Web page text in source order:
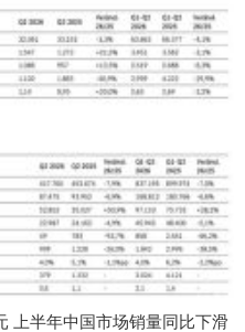
上半年中国市场销量同比下滑